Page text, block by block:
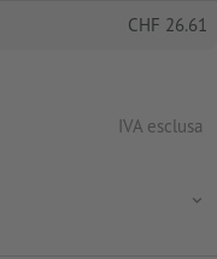
CHF 26.61
IVA esclusa